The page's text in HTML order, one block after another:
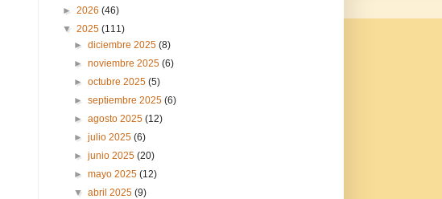
► 2026 (46)
▼ 2025 (111)
►diciembre 2025(8)
►noviembre 2025(6)
►octubre 2025(5)
►septiembre 2025(6)
►agosto 2025(12)
►julio 2025(6)
►junio 2025(20)
►mayo 2025(12)
▼abril 2025(9)